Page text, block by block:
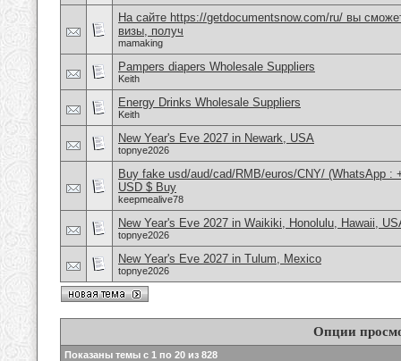
На сайте https://getdocumentsnow.com/ru/ вы
визы, получ
mamaking
Pampers diapers Wholesale Suppliers
Keith
Energy Drinks Wholesale Suppliers
Keith
New Year's Eve 2027 in Newark, USA
topnye2026
Buy fake usd/aud/cad/RMB/euros/CNY/ (WhatsApp :
USD $ Buy
keepmealive78
New Year's Eve 2027 in Waikiki, Honolulu, Hawaii,
topnye2026
New Year's Eve 2027 in Tulum, Mexico
topnye2026
Опции
Показаны темы с 1 по 20 из 828